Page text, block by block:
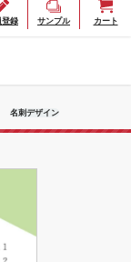
登録 サンプル カート
名刺デザイン